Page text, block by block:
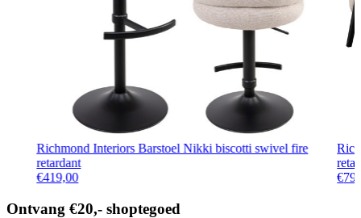
Richmond Interiors Barstoel Nikki biscotti swivel fire
retardant
€419,00
€
Ontvang €20,- shoptegoed